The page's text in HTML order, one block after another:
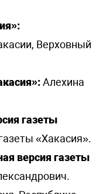
Верховный
Алехина
газеты
«Хакасия».
версия газеты